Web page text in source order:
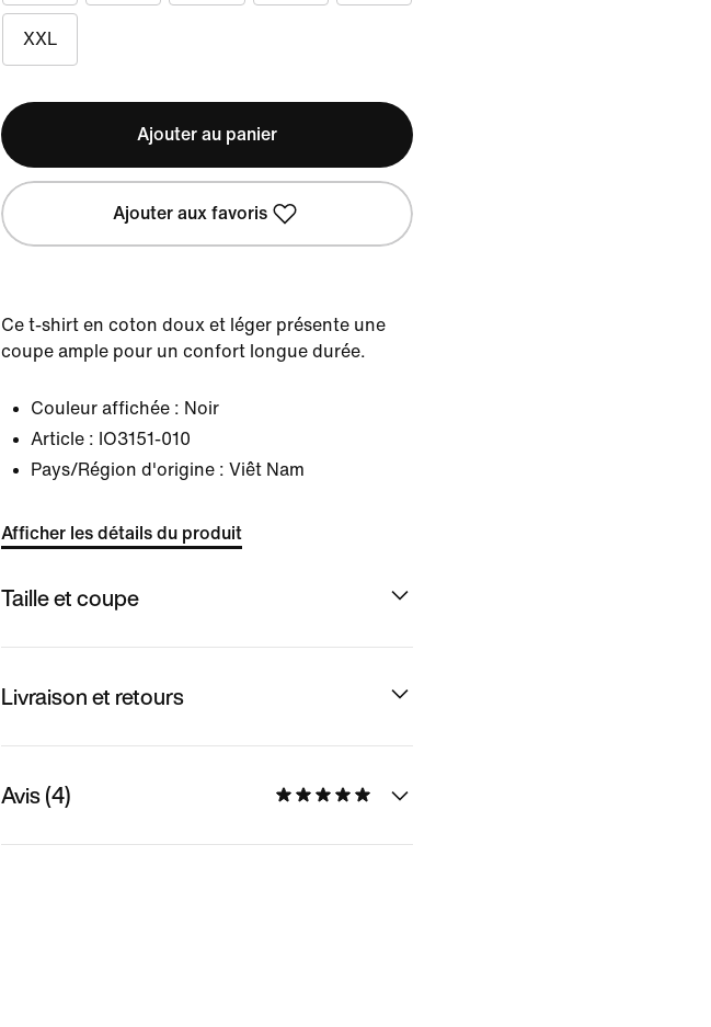
XXL
Ajouter au panier
Ajouter aux favoris
Ce t-shirt en coton doux et léger présente une
coupe ample pour un confort longue durée.
Couleur affichée : Noir
Article : IO3151-010
Pays/Région d'origine : Viêt Nam
Afficher les détails du produit
Taille et coupe
Livraison et retours
Avis (4)